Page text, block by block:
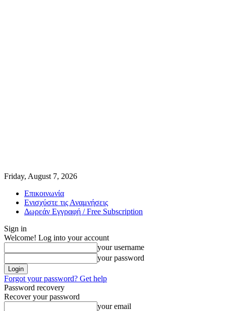
Friday, August 7, 2026
Επικοινωνία
Ενισχύστε τις Αναμνήσεις
Δωρεάν Εγγραφή / Free Subscription
Sign in
Welcome! Log into your account
your username
your password
Forgot your password? Get help
Password recovery
Recover your password
your email